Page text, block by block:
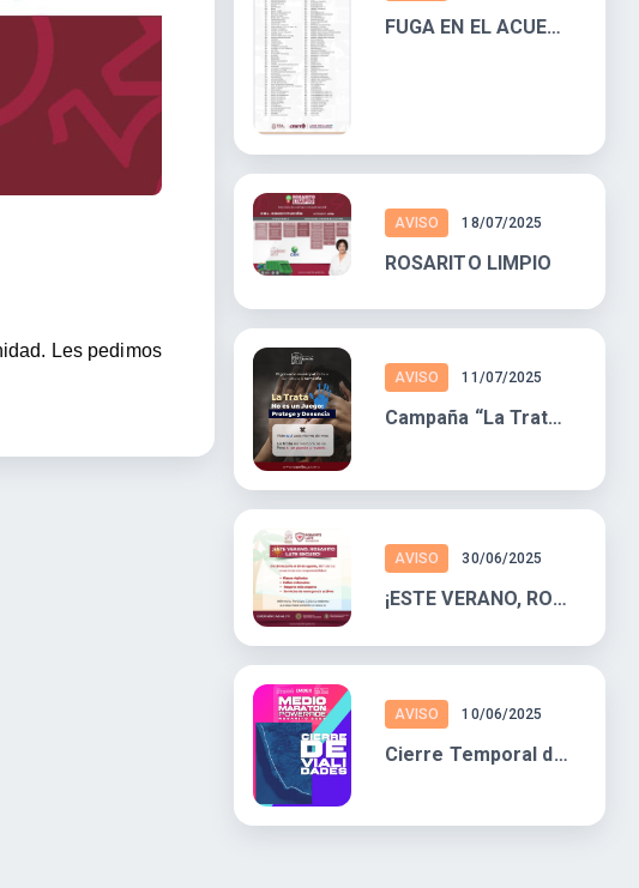
Les pedimos
FUGA EN EL ACUEDUCTO FLORIDO-AGUAJE
AVISO 18/07/2025
ROSARITO LIMPIO
AVISO 11/07/2025
Campaña “La Trata No es un Juego: Protege y Denuncia”
AVISO 30/06/2025
¡ESTE VERANO, ROSARITO LATE SEGURO!
AVISO 10/06/2025
Cierre Temporal de Vialidades